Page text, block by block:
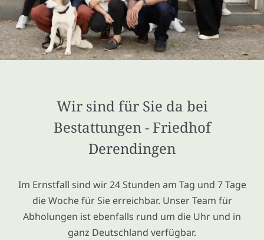
Wir sind für Sie da bei
Bestattungen - Friedhof
Derendingen
Im Ernstfall sind wir 24 Stunden am Tag und 7 Tage
die Woche für Sie erreichbar. Unser Team für
Abholungen ist ebenfalls rund um die Uhr und in
ganz Deutschland verfügbar.